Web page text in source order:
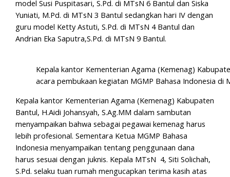
model Susi Puspitasari, S.Pd. di MTsN 6 Bantul dan Siska
Yuniati, M.Pd. di MTsN 3 Bantul sedangkan hari IV dengan
guru model Ketty Astuti, S.Pd. di MTsN 4 Bantul dan
Andrian Eka Saputra,S.Pd. di MTsN 9 Bantul.
Kepala kantor Kementerian Agama (Kemenag)
acara pembukaan kegiatan MGMP Bahasa Indonesia di
Kepala kantor Kementerian Agama (Kemenag) Kabupaten
Bantul, H.Aidi Johansyah, S.Ag.MM dalam sambutan
menyampaikan bahwa sebagai pegawai kemenag harus
lebih profesional. Sementara Ketua MGMP Bahasa
Indonesia menyampaikan tentang penggunaan dana
harus sesuai dengan juknis. Kepala MTsN 4, Siti Solichah,
S.Pd. selaku tuan rumah mengucapkan terima kasih atas